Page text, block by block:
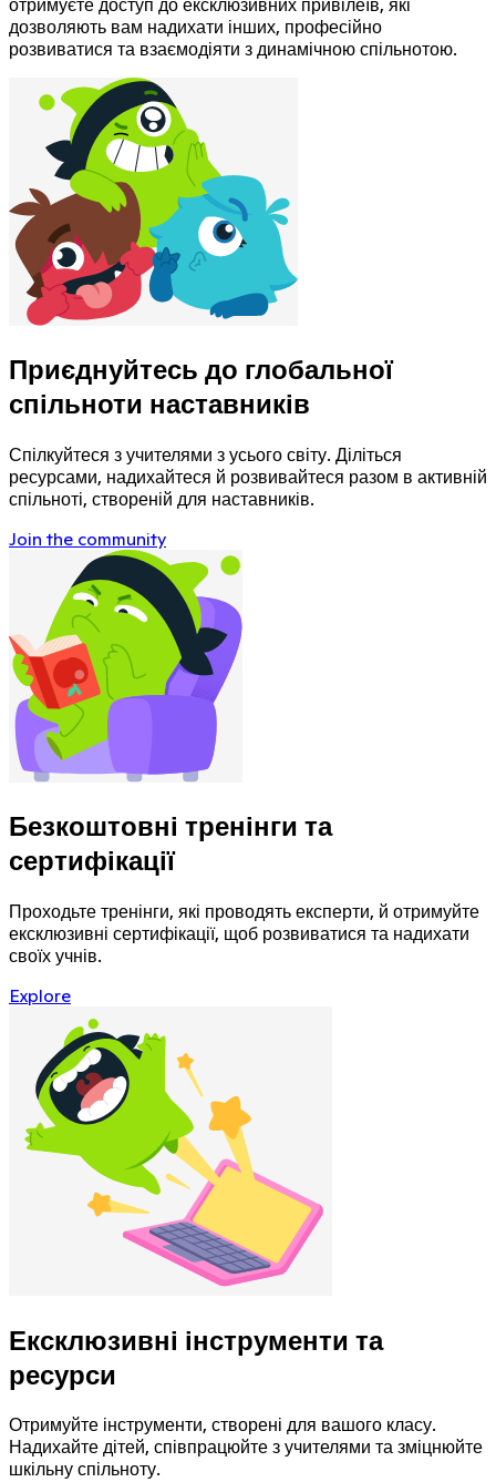
отримуєте доступ до ексклюзивних привілеїв, які
дозволяють вам надихати інших, професійно
розвиватися та взаємодіяти з динамічною спільнотою.
Приєднуйтесь до глобальної
спільноти наставників
Спілкуйтеся з учителями з усього світу. Діліться
ресурсами, надихайтеся й розвивайтеся разом в активній
спільноті, створеній для наставників.
Join the community
Безкоштовні тренінги та
сертифікації
Проходьте тренінги, які проводять експерти, й отримуйте
ексклюзивні сертифікації, щоб розвиватися та надихати
своїх учнів.
Explore
Ексклюзивні інструменти та
ресурси
Отримуйте інструменти, створені для вашого класу.
Надихайте дітей, співпрацюйте з учителями та зміцнюйте
шкільну спільноту.